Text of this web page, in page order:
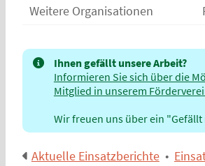
Weitere Organisationen
Ihnen gefällt unsere Arbeit?
Informieren Sie sich über die
Mitglied in unserem
Wir freuen uns über ein
Aktuelle Einsatzberichte•